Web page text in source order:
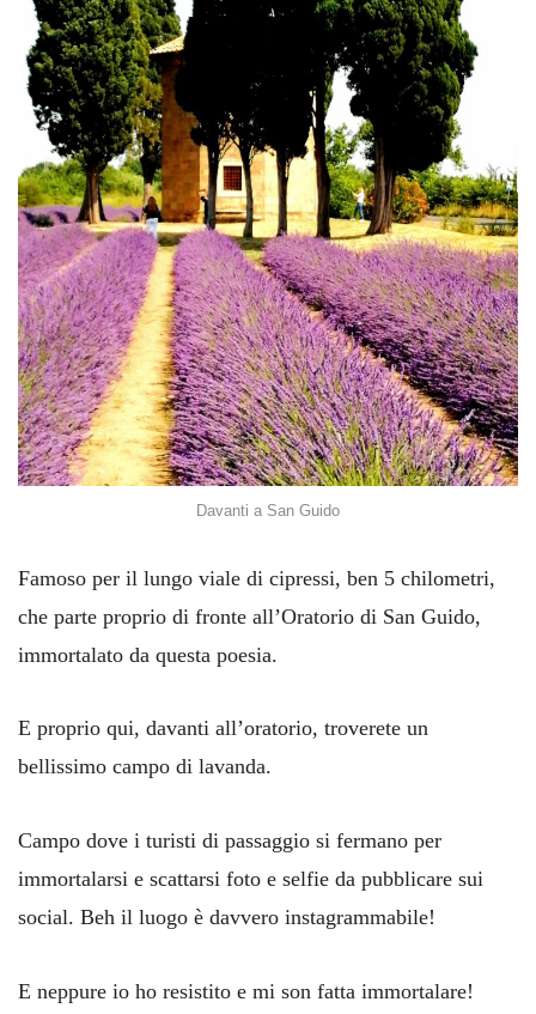
Davanti a San Guido
Famoso per il lungo viale di cipressi, ben 5 chilometri,
che parte proprio di fronte all’Oratorio di San Guido,
immortalato da questa poesia.
E proprio qui, davanti all’oratorio, troverete un
bellissimo campo di lavanda.
Campo dove i turisti di passaggio si fermano per
immortalarsi e scattarsi foto e selfie da pubblicare sui
social. Beh il luogo è davvero instagrammabile!
E neppure io ho resistito e mi son fatta immortalare!